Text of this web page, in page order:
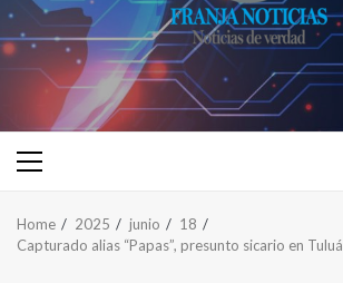
Home 2025 junio
18
Capturado alias “Papas”, presunto sicario en Tuluá